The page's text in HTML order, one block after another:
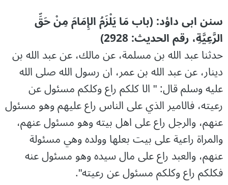
سنن ابی داؤد: (باب مَا يَلْزَمُ الإِمَامَ مِنْ حَقِّ
الرَّعِيَّةِ، رقم الحدیث: 2928)
حدثنا عبد الله بن مسلمة، عن مالك، عن عبد الله بن
دينار، عن عبد الله بن عمر، ان رسول الله صلى الله
عليه وسلم قال: " الا كلكم راع وكلكم مسئول عن
رعيته، فالامير الذي على الناس راع عليهم وهو مسئول
عنهم، والرجل راع على اهل بيته وهو مسئول عنهم،
والمراة راعية على بيت بعلها وولده وهي مسئولة
عنهم، والعبد راع على مال سيده وهو مسئول عنه
فكلكم راع وكلكم مسئول عن رعيته".